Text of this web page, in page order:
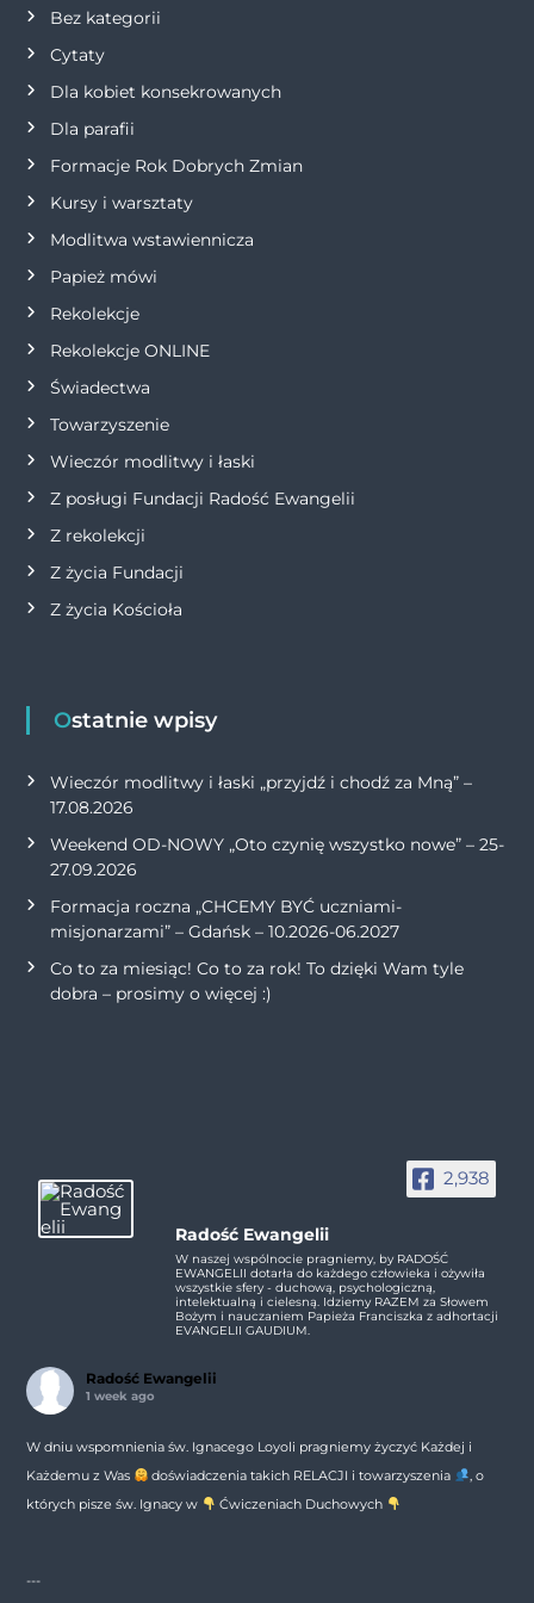
a
w
p
i
s
u
Bez kategorii
Cytaty
Dla kobiet konsekrowanych
Dla parafii
Formacje Rok Dobrych Zmian
Kursy i warsztaty
Modlitwa wstawiennicza
Papież mówi
Rekolekcje
Rekolekcje ONLINE
Świadectwa
Towarzyszenie
Wieczór modlitwy i łaski
Z posługi Fundacji Radość Ewangelii
Z rekolekcji
Z życia Fundacji
Z życia Kościoła
Ostatnie wpisy
Wieczór modlitwy i łaski „przyjdź i chodź za Mną” –
17.08.2026
Weekend OD-NOWY „Oto czynię wszystko nowe” – 25-
27.09.2026
Formacja roczna „CHCEMY BYĆ uczniami-
misjonarzami” – Gdańsk – 10.2026-06.2027
Co to za miesiąc! Co to za rok! To dzięki Wam tyle
dobra – prosimy o więcej :)
2,938
Radość Ewangelii
W naszej wspólnocie pragniemy, by RADOŚĆ
EWANGELII dotarła do każdego człowieka i ożywiła
wszystkie sfery - duchową, psychologiczną,
intelektualną i cielesną. Idziemy RAZEM za Słowem
Bożym i nauczaniem Papieża Franciszka z adhortacji
EVANGELII GAUDIUM.
Radość Ewangelii
1 week ago
W dniu wspomnienia św. Ignacego Loyoli pragniemy życzyć Każdej i
Każdemu z Was
doświadczenia takich RELACJI i towarzyszenia
, o
których pisze św. Ignacy w
Ćwiczeniach Duchowych
---